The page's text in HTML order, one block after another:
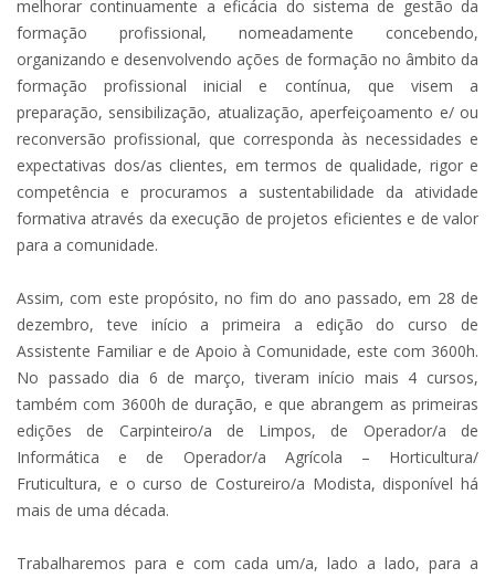
melhorar continuamente a eficácia do sistema de gestão da
formação profissional, nomeadamente concebendo,
organizando e desenvolvendo ações de formação no âmbito da
formação profissional inicial e contínua, que visem a
preparação, sensibilização, atualização, aperfeiçoamento e/ ou
reconversão profissional, que corresponda às necessidades e
expectativas dos/as clientes, em termos de qualidade, rigor e
competência e procuramos a sustentabilidade da atividade
formativa através da execução de projetos eficientes e de valor
para a comunidade.
Assim, com este propósito, no fim do ano passado, em 28 de
dezembro, teve início a primeira a edição do curso de
Assistente Familiar e de Apoio à Comunidade, este com 3600h.
No passado dia 6 de março, tiveram início mais 4 cursos,
também com 3600h de duração, e que abrangem as primeiras
edições de Carpinteiro/a de Limpos, de Operador/a de
Informática e de Operador/a Agrícola – Horticultura/
Fruticultura, e o curso de Costureiro/a Modista, disponível há
mais de uma década.
Trabalharemos para e com cada um/a, lado a lado, para a